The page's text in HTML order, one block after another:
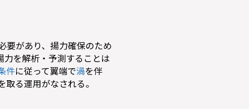
要があり、揚力確保のため
力を解析・予測することは
件に従って翼端で渦を伴
る運用がなされる。